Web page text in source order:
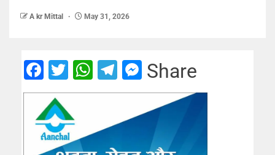
A kr Mittal May 31, 2026
Facebook
Twitter
WhatsApp
Telegram
Messenger
Share